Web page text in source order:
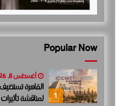
Popular Now
1
أغسطس 8, 2026
القاهرة
لمناقشة